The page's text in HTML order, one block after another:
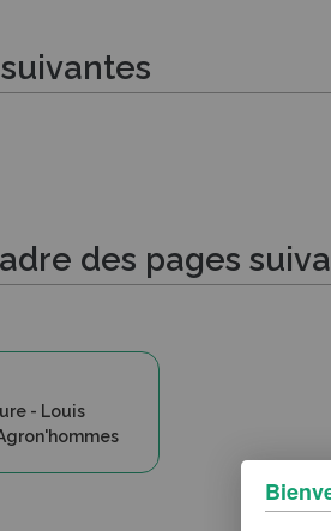
des pages
- Louis